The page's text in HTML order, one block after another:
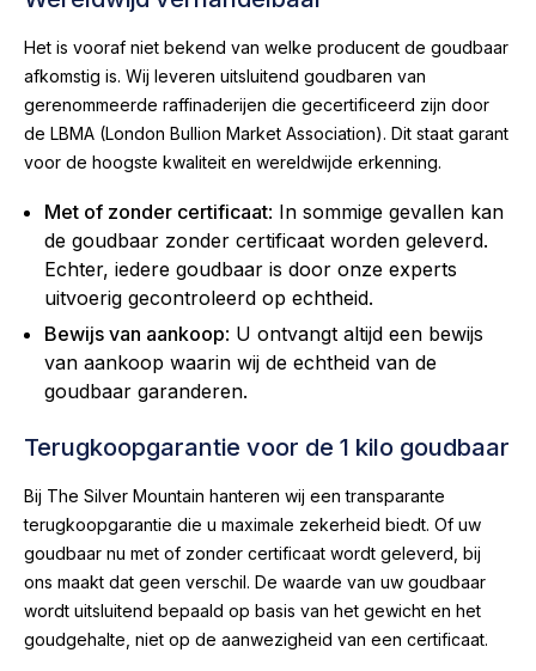
Het is vooraf niet bekend van welke producent de goudbaar
afkomstig is. Wij leveren uitsluitend goudbaren van
gerenommeerde raffinaderijen die gecertificeerd zijn door
de LBMA (London Bullion Market Association). Dit staat garant
voor de hoogste kwaliteit en wereldwijde erkenning.
Met of zonder certificaat: In sommige gevallen kan
de goudbaar zonder certificaat worden geleverd.
Echter, iedere goudbaar is door onze experts
uitvoerig gecontroleerd op echtheid.
Bewijs van aankoop: U ontvangt altijd een bewijs
van aankoop waarin wij de echtheid van de
goudbaar garanderen.
Terugkoopgarantie voor de 1 kilo goudbaar
Bij The Silver Mountain hanteren wij een transparante
terugkoopgarantie die u maximale zekerheid biedt. Of uw
goudbaar nu met of zonder certificaat wordt geleverd, bij
ons maakt dat geen verschil. De waarde van uw goudbaar
wordt uitsluitend bepaald op basis van het gewicht en het
goudgehalte, niet op de aanwezigheid van een certificaat.